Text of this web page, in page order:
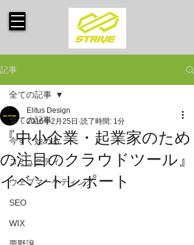
記事
全ての記事
今すぐ始める
コミュニティ
ウェブマーケティング
SEO
WIX
全ての記事
『中小企業・起業家のため
の注目のクラウドツール』
イベントレポート
Elitus Design
2016年2月25日 読了時間: 1分